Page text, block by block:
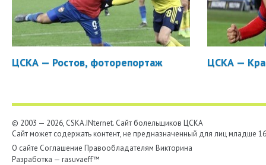
ЦСКА — Ростов, фоторепортаж ЦСКА —
© 2003 — 2026, CSKA.INternet. Cайт болельщиков ЦСКА
Сайт может содержать контент, не предназначенный для лиц младше
О сайте Соглашение Правообладателям Викторина
Разработка — rasuvaeff™